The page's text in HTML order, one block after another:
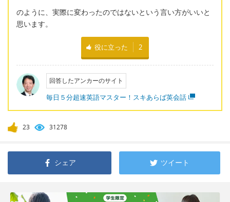
のように、実際に変わったのではないという言い方がいいと
思います。
役に立った 2
回答したアンカーのサイト
毎日５分超速英語マスター！スキあらば英会話
23 31278
シェア ツイート